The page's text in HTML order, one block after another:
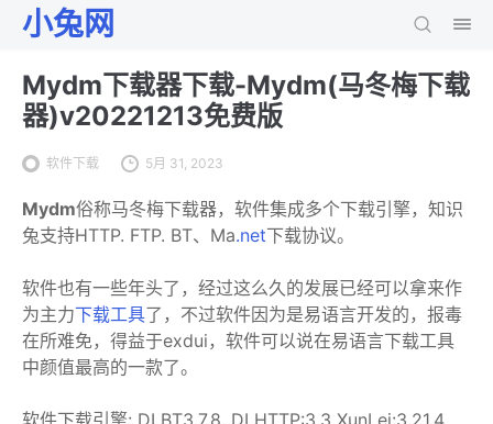
小兔网
Mydm下载器下载-Mydm(马冬梅下载
器)v20221213免费版
软件下载 5月 31, 2023
Mydm俗称马冬梅下载器，软件集成多个下载引擎，知识
兔支持HTTP. FTP. BT、Ma.net下载协议。
软件也有一些年头了，经过这么久的发展已经可以拿来作
为主力下载工具了，不过软件因为是易语言开发的，报毒
在所难免，得益于exdui，软件可以说在易语言下载工具
中颜值最高的一款了。
软件下载引擎: DLBT3.7.8. DLHTTP:3.3 XunLei:3.21.4